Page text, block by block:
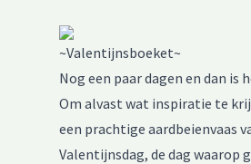
~Valentijnsboeket~
Nog een paar dagen en dan
Om alvast wat inspiratie te
een prachtige aardbeienvaas
Valentijnsdag, de dag waarop